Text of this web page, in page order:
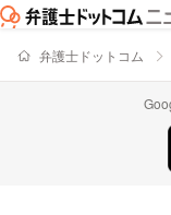
弁護士ドットコム